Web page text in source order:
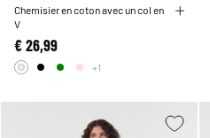
Chemisier en coton avec un col en
V
€ 26,99
+1